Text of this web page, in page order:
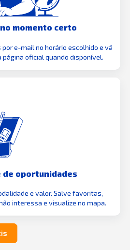
momento certo
e-mail no horário escolhido e vá
página oficial quando disponível.
de oportunidades
e valor. Salve favoritas,
interessa e visualize no mapa.